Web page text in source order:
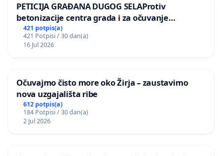
PETICIJA GRAĐANA DUGOG SELAProtiv
betonizacije centra grada i za očuvanje
postojećih zelenih površina i odraslih stabala pri
donošenju izmjena urbanističkog plana
421 potpis(a)
421 Potpisi / 30 dan(a)
16 Jul 2026
Očuvajmo čisto more oko Žirja – zaustavimo
nova uzgajališta ribe
612 potpis(a)
184 Potpisi / 30 dan(a)
2 Jul 2026